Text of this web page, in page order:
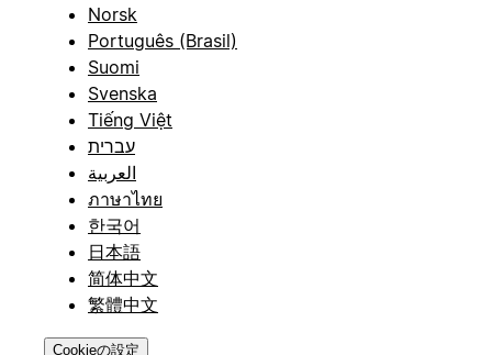
Norsk
Português (Brasil)
Suomi
Svenska
Tiếng Việt
עברית
العربية
ภาษาไทย
한국어
日本語
简体中文
繁體中文
Cookieの設定